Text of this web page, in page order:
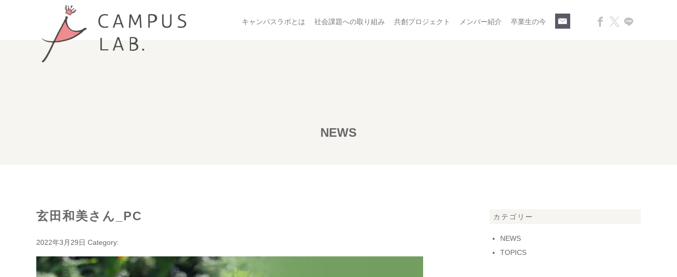
キャンパスラボとは 社会課題への取り組み 共創プロジェクト メンバー紹介 卒業生の今
NEWS
玄田和美さん_PC
2022年3月29日 Category:
カテゴリー
NEWS
TOPICS